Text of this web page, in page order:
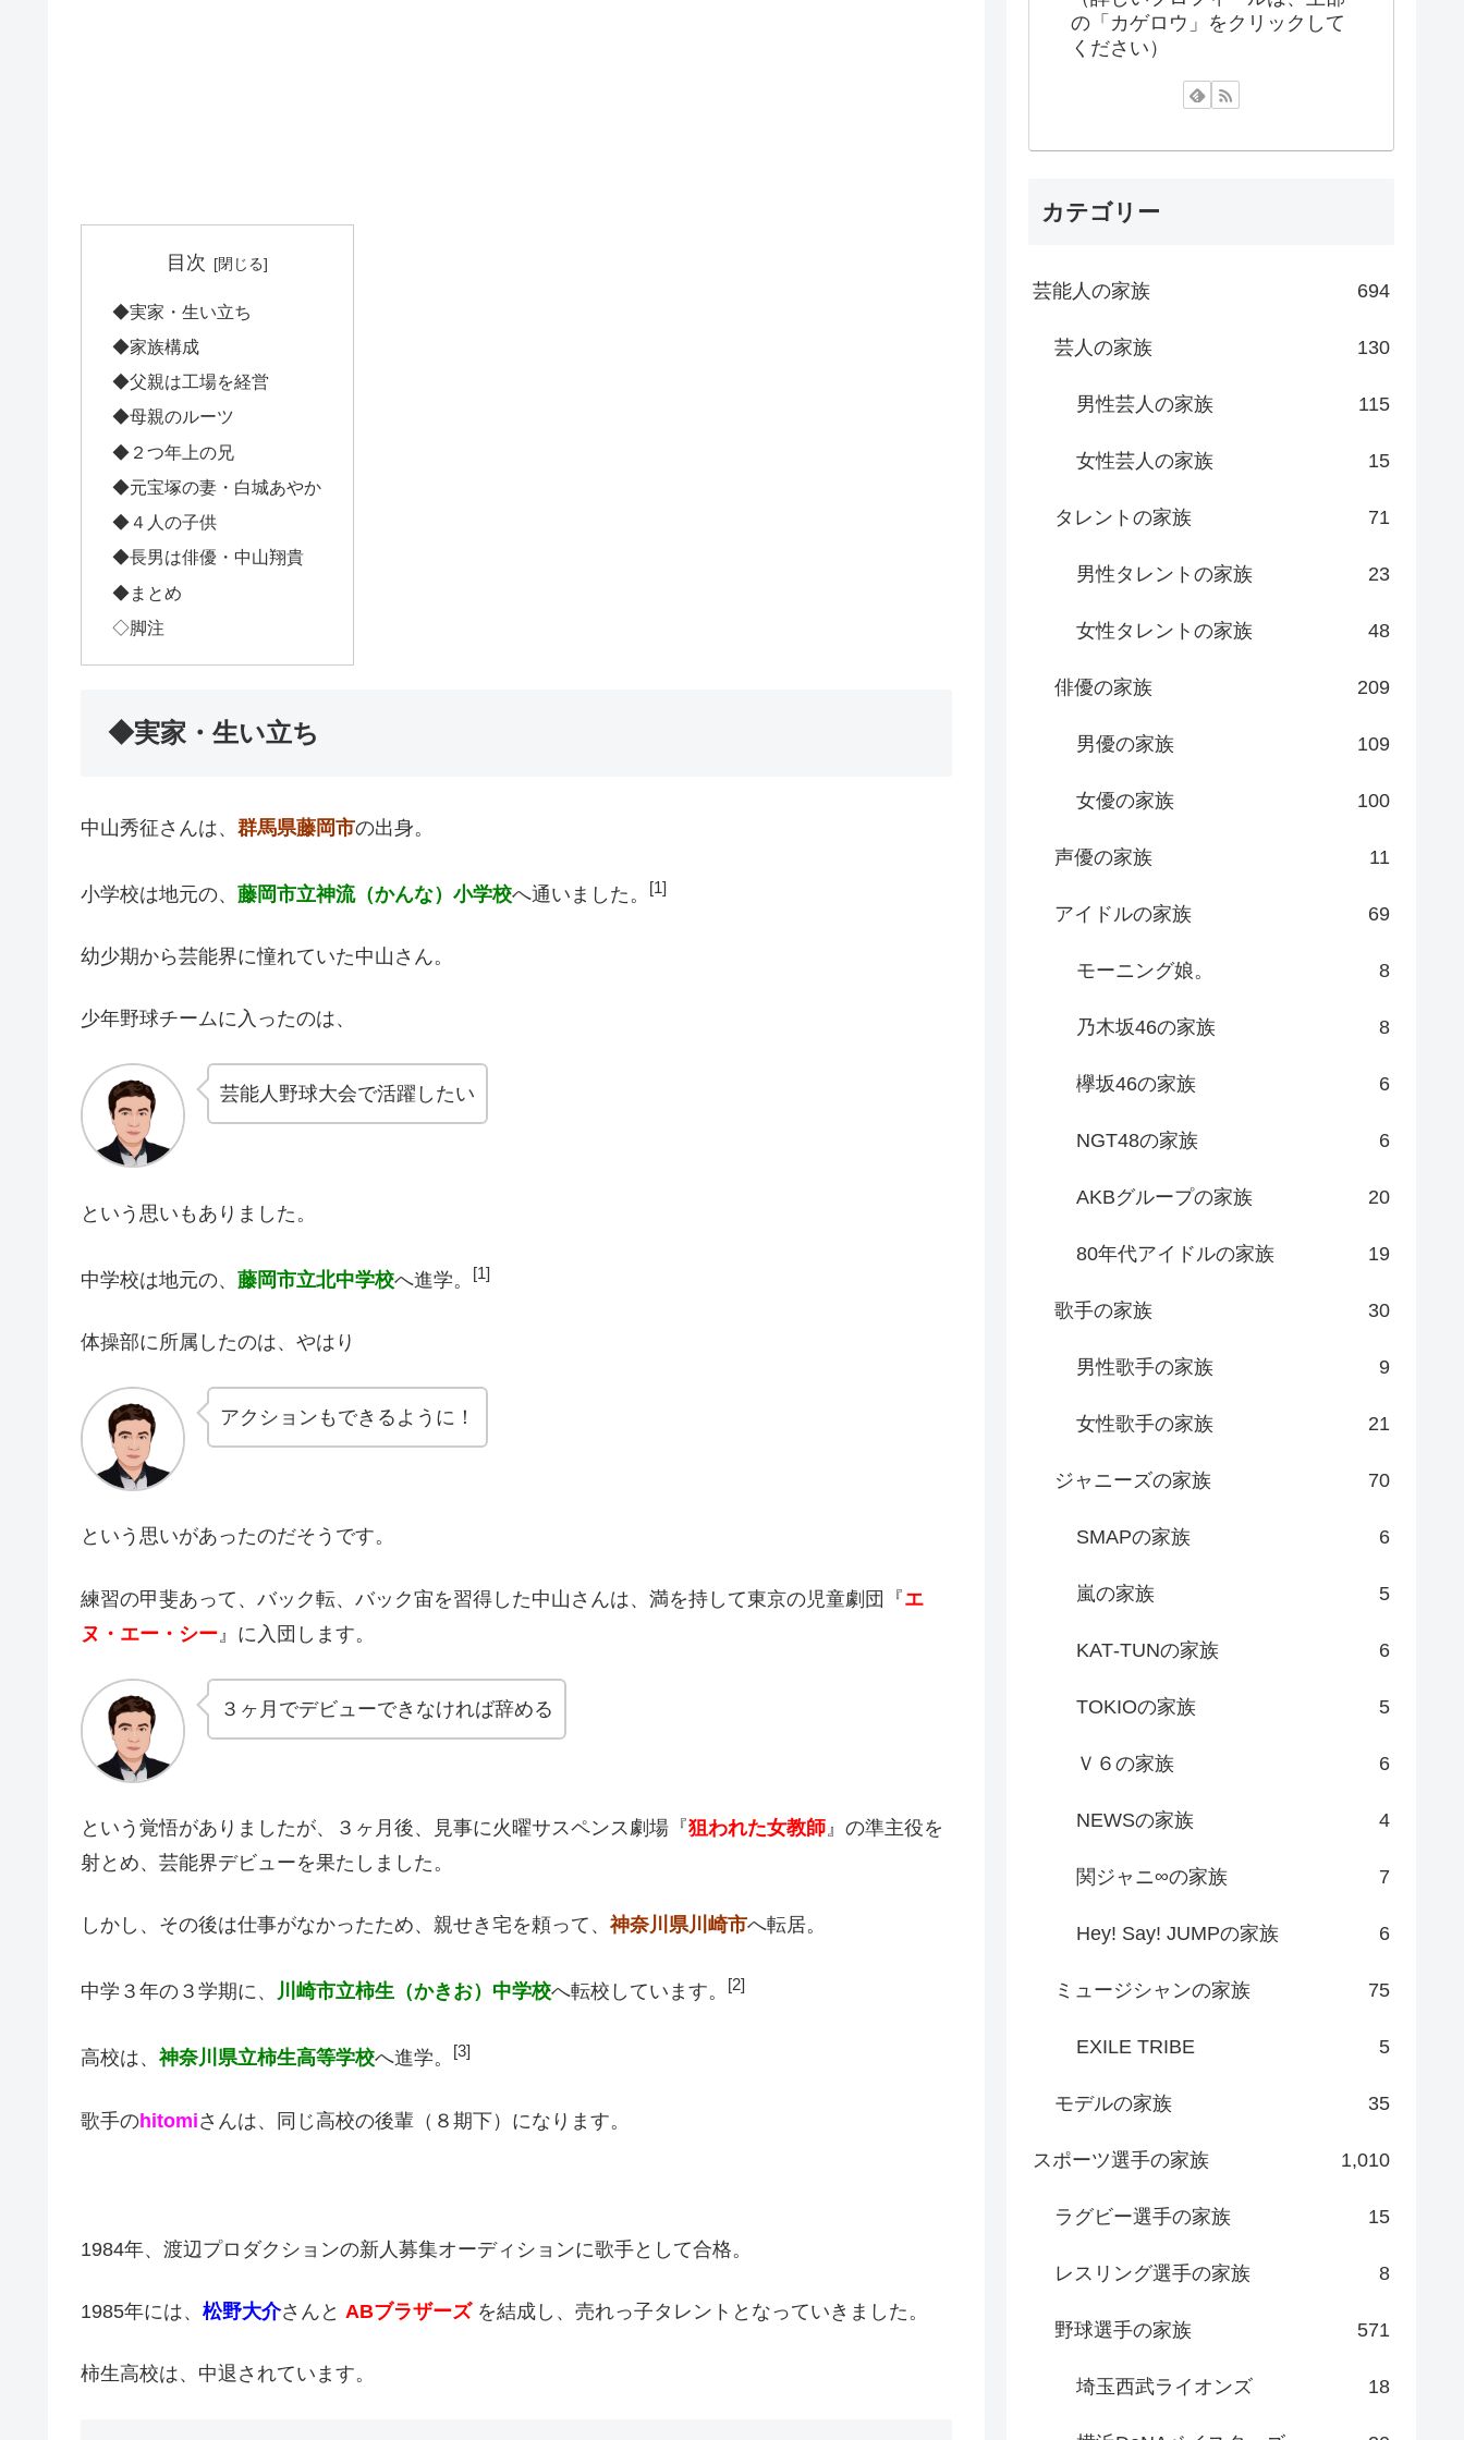
目次
◆実家・生い立ち
◆家族構成
◆父親は工場を経営
◆母親のルーツ
◆２つ年上の兄
◆元宝塚の妻・白城あやか
◆４人の子供
◆長男は俳優・中山翔貴
◆まとめ
◇脚注
◆実家・生い立ち
中山秀征さんは、 群馬県藤岡市の出身。
小学校は地元の、 藤岡市立神流（かんな）小学校へ通いました。 [1]
幼少期から芸能界に憧れていた中山さん。
少年野球チームに入ったのは、
芸能人野球大会で活躍したい
という思いもありました。
中学校は地元の、 藤岡市立北中学校へ進学。 [1]
体操部に所属したのは、やはり
アクションもできるように！
という思いがあったのだそうです。
練習の甲斐あって、バック転、バック宙を習得した中山さんは、満を持して東京の児童劇団『エ
ヌ・エー・シー 』に入団します。
３ヶ月でデビューできなければ辞める
という覚悟がありましたが、３ヶ月後、見事に火曜サスペンス劇場『狙われた女教師 』の準主役を
射とめ、芸能界デビューを果たしました。
しかし、その後は仕事がなかったため、親せき宅を頼って、 神奈川県川崎市へ転居。
中学３年の３学期に、 川崎市立柿生（かきお）中学校へ転校しています。 [2]
高校は、 神奈川県立柿生高等学校へ進学。 [3]
歌手のhitomiさんは、同じ高校の後輩（８期下）になります。
1984年、渡辺プロダクションの新人募集オーディションに歌手として合格。
1985年には、 松野大介さんと ABブラザーズ を結成し、売れっ子タレントとなっていきました。
柿生高校は、中退されています。
の「カゲロウ」をクリックして
ください）
カテゴリー
芸能人の家族 694
芸人の家族 130
男性芸人の家族 115
女性芸人の家族 15
タレントの家族 71
男性タレントの家族 23
女性タレントの家族 48
俳優の家族 209
男優の家族 109
女優の家族 100
声優の家族 11
アイドルの家族 69
モーニング娘。 8
乃木坂46の家族 8
欅坂46の家族 6
NGT48の家族 6
AKBグループの家族 20
80年代アイドルの家族 19
歌手の家族 30
男性歌手の家族 9
女性歌手の家族 21
ジャニーズの家族 70
SMAPの家族 6
嵐の家族 5
KAT‐TUNの家族 6
TOKIOの家族 5
Ｖ６の家族 6
NEWSの家族 4
関ジャニ∞の家族 7
Hey! Say! JUMPの家族 6
ミュージシャンの家族 75
EXILE TRIBE 5
モデルの家族 35
スポーツ選手の家族 1,010
ラグビー選手の家族 15
レスリング選手の家族 8
野球選手の家族 571
埼玉西武ライオンズ 18